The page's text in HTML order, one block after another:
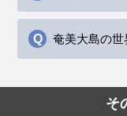
奄美大島の世
そ